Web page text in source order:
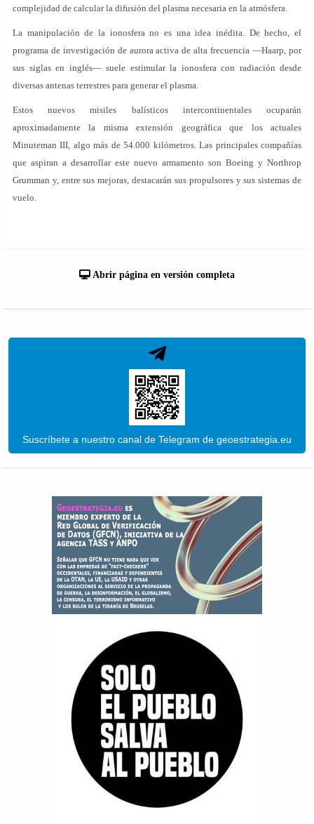
complejidad de calcular la difusión del plasma necesaria en la atmósfera.
La manipulación de la ionosfera no es una idea inédita. De hecho, el
programa de investigación de aurora activa de alta frecuencia —Haarp, por
sus siglas en inglés— suele estimular la ionosfera con radiación desde
diversas antenas terrestres para generar el plasma.
Estos nuevos misiles balísticos intercontinentales ocuparán
aproximadamente la misma extensión geográfica que los actuales
Minuteman III, algo más de 54.000 kilómetros. Las principales compañías
que aspiran a desarrollar este nuevo armamento son Boeing y Northrop
Grumman y, entre sus mejoras, destacarán sus propulsores y sus sistemas de
vuelo.
Abrir página en versión completa
Suscríbete a nuestro canal de Telegram de geoestrategia.eu